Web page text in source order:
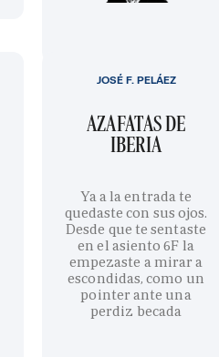
AZAFATAS DE
IBERIA
Ya a la entrada te
quedaste con sus ojos.
Desde que te sentaste
en el asiento 6F la
empezaste a mirar a
escondidas, como un
pointer ante una
perdiz becada
JOSÉ F. PELÁEZ